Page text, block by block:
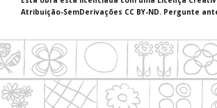
Atribuição-SemDerivações CC BY-ND. Pergunte